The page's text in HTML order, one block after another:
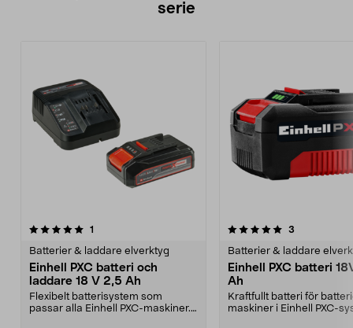
serie
1
Batterier & laddare elverktyg
Einhell PXC batteri och
laddare 18 V 2,5 Ah
Flexibelt batterisystem som
passar alla Einhell PXC-maskiner.
5.0av 5 stjärnor 3
Batterier & laddare
Einhell PXC batteri
Ah
Kraftfullt batteri för
maskiner i Einhell PXC-
0.0 av 5 stjärnor